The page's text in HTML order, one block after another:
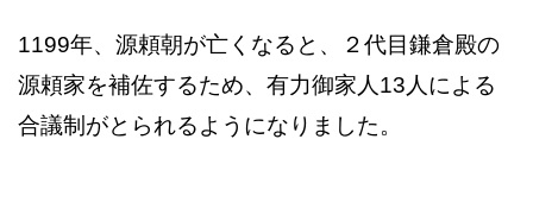
1199年、源頼朝が亡くなると、２代目鎌倉殿の
源頼家を補佐するため、有力御家人13人による
合議制がとられるようになりました。